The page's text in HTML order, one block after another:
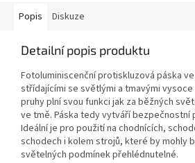
Popis Diskuze
Detailní popis produktu
Fotoluminiscenční protiskluzová páska
střídajícími se světlými a tmavými
pruhy plní svou funkci jak za běžných
ve tmě. Páska tedy vytváří bezpečnostní
Ideální je pro použití na chodnících,
schodech i kolem strojů, které by mohly
světelných podmínek přehlédnutelné.